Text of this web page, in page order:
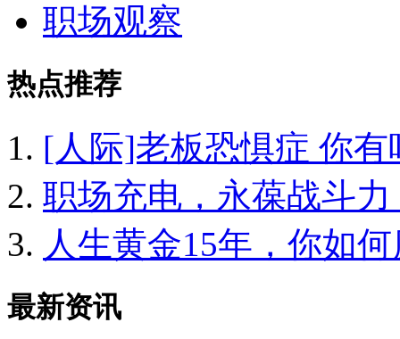
职场观察
热点推荐
[人际]老板恐惧症 你有
职场充电，永葆战斗力
人生黄金15年，你如
最新资讯